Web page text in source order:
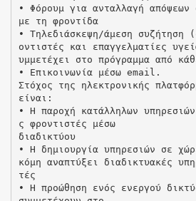
• Φόρουμ για ανταλλαγή απόψεων
με τη φροντίδα
• Τηλεδιάσκεψη/άμεση
οντιστές και επαγγελματίες
υμμετέχει στο πρόγραμμα από
• Επικοινωνία μέσω email.
Στόχος της ηλεκτρονικής
είναι:
• Η παροχή κατάλληλων
ς φροντιστές μέσω
διαδικτύου
• Η δημιουργία υπηρεσιών σε
κόμη αναπτύξει διαδικτυακές
τές
• Η προώθηση ενός ενεργού